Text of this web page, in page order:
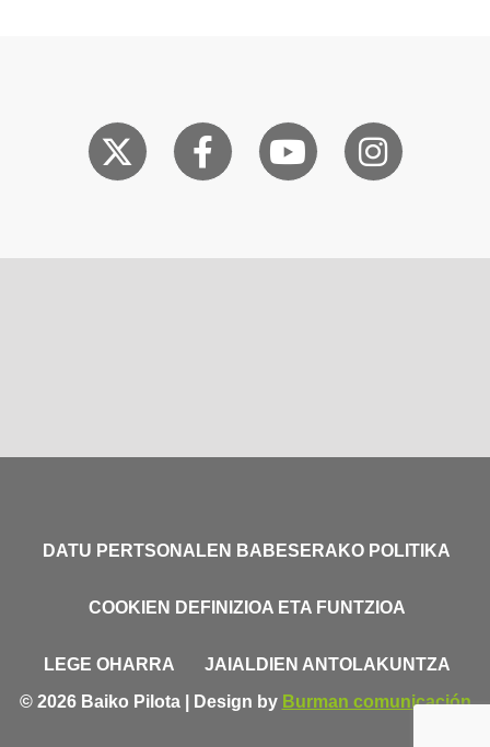
DATU PERTSONALEN BABESERAKO POLITIKA
COOKIEN DEFINIZIOA ETA FUNTZIOA
LEGE OHARRA
JAIALDIEN ANTOLAKUNTZA
© 2026 Baiko Pilota | Design by Burman comunicación